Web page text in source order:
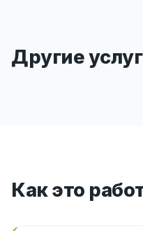
Другие
Как это